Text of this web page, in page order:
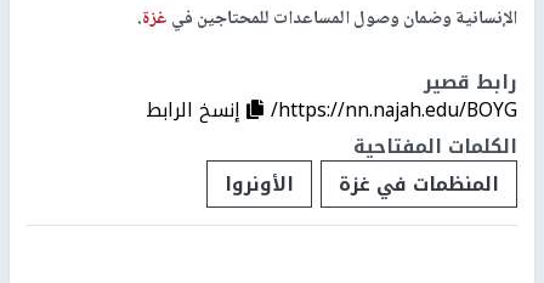
الإنسانية وضمان وصول المساعدات للمحتاجين فيغزة.
رابط قصير
https://nn.najah.edu/BOYG/
إنسخ الرابط
الكلمات المفتاحية
المنظمات في غزة
الأونروا